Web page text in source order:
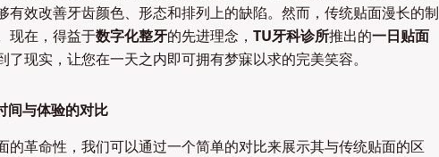
有效改善牙齿颜色、形态和排列上的缺陷。然而，传统贴面漫长的制
现在，得益于数字化整牙的先进理念， TU牙科诊所推出的一日贴面
了现实，让您在一天之内即可拥有梦寐以求的完美笑容。
间与体验的对比
的革命性，我们可以通过一个简单的对比来展示其与传统贴面的区